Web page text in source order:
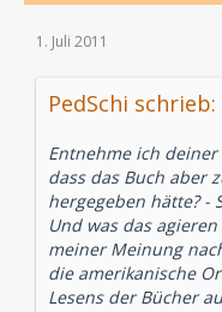
1. Juli 2011
PedSchi schrieb:
Entnehme ich
dass das Buch aber
hergegeben hätte? -
Und was das
meiner Meinung
die amerikanische
Lesens der Bücher